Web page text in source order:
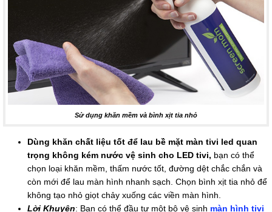
Sử dụng khăn mềm và bình xịt tia nhỏ
Dùng khăn chất liệu tốt để lau bề mặt màn tivi led quan
trọng không kém nước vệ sinh cho LED tivi, bạn có thể
chọn loại khăn mềm, thấm nước tốt, đường dệt chắc chắn và
còn mới để lau màn hình nhanh sạch. Chọn bình xịt tia nhỏ để
không tạo nhỏ giọt chảy xuống các viền màn hình.
Lời Khuyên: Bạn có thể đầu tư một bộ vệ sinh màn hình tivi